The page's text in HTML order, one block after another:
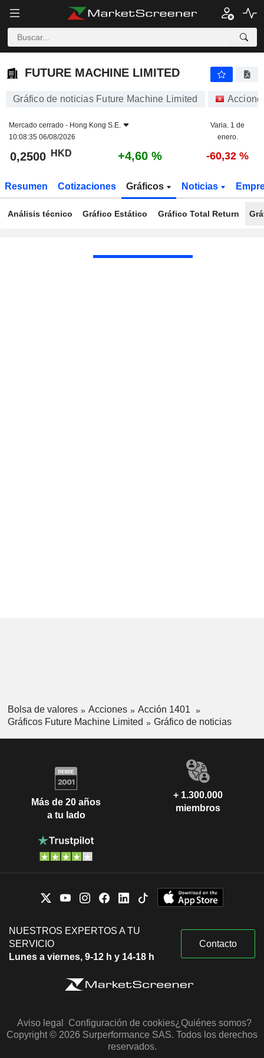
FUTURE MACHINE LIMITED
FUTURE MACHINE LIMITED
Gráfico de noticias Future Machine Limited
Mercado cerrado - Hong Kong S.E.
10:08:35 06/08/2026
Varia. 1 de
enero.
0,2500 HKD +4,60 % -60,32 %
Resumen Cotizaciones Gráficos Noticias
Análisis técnico Gráfico Estático Gráfico Total Return
Bolsa de valores Acciones
Acción 1401
Gráficos Future Machine Limited
Gráfico de noticias
Más de 20 años
a tu lado
+ 1.300.000
miembros
NUESTROS EXPERTOS A TU
SERVICIO
Lunes a viernes, 9-12 h y 14-18 h
Contacto
Aviso legal Configuración de cookies¿Quiénes somos?
Copyright © 2026 Surperformance SAS. Todos los derechos
reservados.